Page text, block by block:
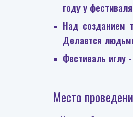
году у
Над созданием
Делается
Фестиваль иглу
Место